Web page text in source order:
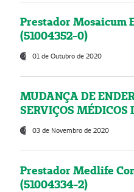
Prestador Mosaicum
(51004352-0)
01 de Outubro de 2020
MUDANÇA DE
SERVIÇOS
03 de Novembro de 2020
Prestador Medlife
(51004334-2)